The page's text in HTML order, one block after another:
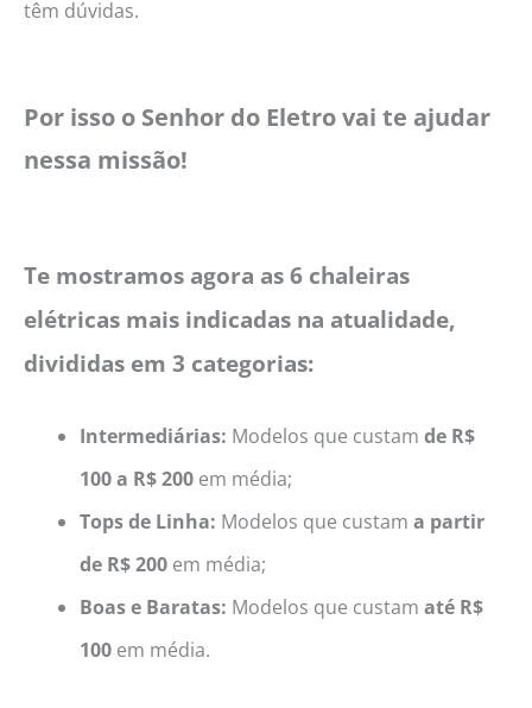
têm dúvidas.
Por isso o Senhor do Eletro vai te ajudar
nessa missão!
Te mostramos agora as 6 chaleiras
elétricas mais indicadas na atualidade,
divididas em 3 categorias:
Intermediárias: Modelos que custam de R$
100 a R$ 200em média;
Tops de Linha: Modelos que custam a partir
de R$ 200em média;
Boas e Baratas: Modelos que custam até R$
100em média.